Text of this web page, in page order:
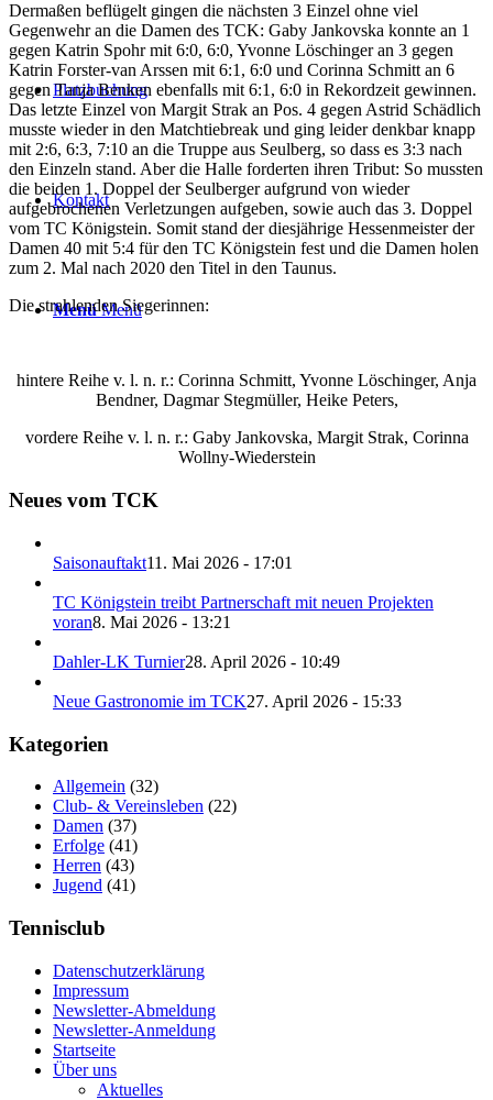
Platzbuchung
Kontakt
Menü Menü
Dermaßen beflügelt gingen die nächsten 3 Einzel ohne viel
Gegenwehr an die Damen des TCK: Gaby Jankovska konnte an 1
gegen Katrin Spohr mit 6:0, 6:0, Yvonne Löschinger an 3 gegen
Katrin Forster-van Arssen mit 6:1, 6:0 und Corinna Schmitt an 6
gegen Tanja Benken ebenfalls mit 6:1, 6:0 in Rekordzeit gewinnen.
Das letzte Einzel von Margit Strak an Pos. 4 gegen Astrid Schädlich
musste wieder in den Matchtiebreak und ging leider denkbar knapp
mit 2:6, 6:3, 7:10 an die Truppe aus Seulberg, so dass es 3:3 nach
den Einzeln stand. Aber die Halle forderten ihren Tribut: So mussten
die beiden 1. Doppel der Seulberger aufgrund von wieder
aufgebrochenen Verletzungen aufgeben, sowie auch das 3. Doppel
vom TC Königstein. Somit stand der diesjährige Hessenmeister der
Damen 40 mit 5:4 für den TC Königstein fest und die Damen holen
zum 2. Mal nach 2020 den Titel in den Taunus.
Die strahlenden Siegerinnen:
hintere Reihe v. l. n. r.: Corinna Schmitt, Yvonne Löschinger, Anja
Bendner, Dagmar Stegmüller, Heike Peters,
vordere Reihe v. l. n. r.: Gaby Jankovska, Margit Strak, Corinna
Wollny-Wiederstein
Neues vom TCK
Saisonauftakt11. Mai 2026 - 17:01
TC Königstein treibt Partnerschaft mit neuen Projekten
voran8. Mai 2026 - 13:21
Dahler-LK Turnier28. April 2026 - 10:49
Neue Gastronomie im TCK27. April 2026 - 15:33
Kategorien
Allgemein (32)
Club- & Vereinsleben (22)
Damen (37)
Erfolge (41)
Herren (43)
Jugend (41)
Tennisclub
Datenschutzerklärung
Impressum
Newsletter-Abmeldung
Newsletter-Anmeldung
Startseite
Über uns
Aktuelles